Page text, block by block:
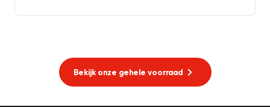
Bekijk onze gehele voorraad